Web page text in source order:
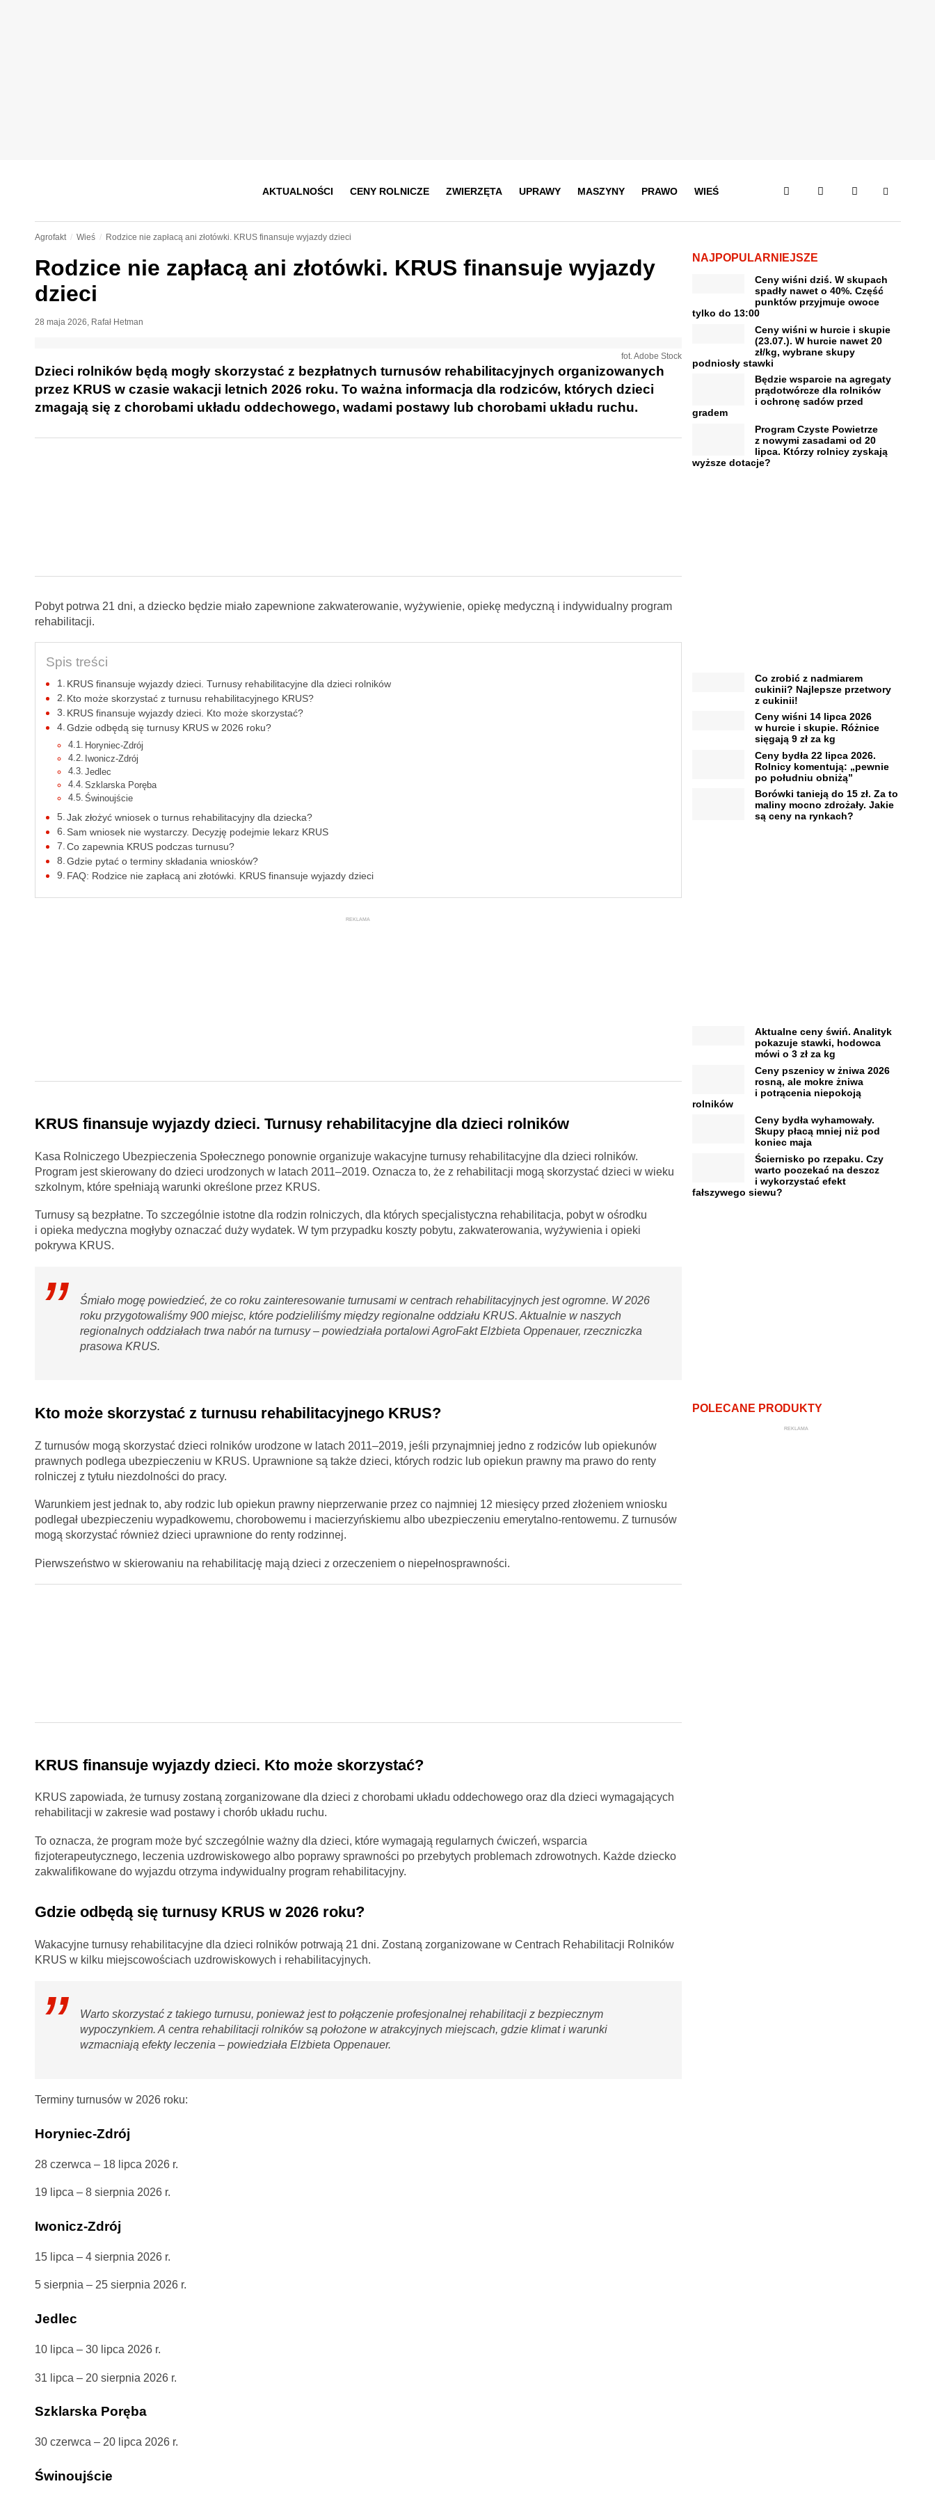
AKTUALNOŚCI CENY ROLNICZE ZWIERZĘTA UPRAWY MASZYNY PRAWO WIEŚ
Agrofakt Wieś Rodzice nie zapłacą ani złotówki. KRUS finansuje wyjazdy dzieci
Rodzice nie zapłacą ani złotówki. KRUS finansuje wyjazdy
dzieci
28 maja 2026, Rafał Hetman
fot. Adobe Stock
Dzieci rolników będą mogły skorzystać z bezpłatnych turnusów rehabilitacyjnych organizowanych
przez KRUS w czasie wakacji letnich 2026 roku. To ważna informacja dla rodziców, których dzieci
zmagają się z chorobami układu oddechowego, wadami postawy lub chorobami układu ruchu.
Pobyt potrwa 21 dni, a dziecko będzie miało zapewnione zakwaterowanie, wyżywienie, opiekę medyczną i indywidualny program
rehabilitacji.
Spis treści
KRUS finansuje wyjazdy dzieci. Turnusy rehabilitacyjne dla dzieci rolników
Kto może skorzystać z turnusu rehabilitacyjnego KRUS?
KRUS finansuje wyjazdy dzieci. Kto może skorzystać?
Gdzie odbędą się turnusy KRUS w 2026 roku?
Horyniec-Zdrój
Iwonicz-Zdrój
Jedlec
Szklarska Poręba
Świnoujście
Jak złożyć wniosek o turnus rehabilitacyjny dla dziecka?
Sam wniosek nie wystarczy. Decyzję podejmie lekarz KRUS
Co zapewnia KRUS podczas turnusu?
Gdzie pytać o terminy składania wniosków?
FAQ: Rodzice nie zapłacą ani złotówki. KRUS finansuje wyjazdy dzieci
REKLAMA
KRUS finansuje wyjazdy dzieci. Turnusy rehabilitacyjne dla dzieci rolników
Kasa Rolniczego Ubezpieczenia Społecznego ponownie organizuje wakacyjne turnusy rehabilitacyjne dla dzieci rolników.
Program jest skierowany do dzieci urodzonych w latach 2011–2019. Oznacza to, że z rehabilitacji mogą skorzystać dzieci w wieku
szkolnym, które spełniają warunki określone przez KRUS.
Turnusy są bezpłatne. To szczególnie istotne dla rodzin rolniczych, dla których specjalistyczna rehabilitacja, pobyt w ośrodku
i opieka medyczna mogłyby oznaczać duży wydatek. W tym przypadku koszty pobytu, zakwaterowania, wyżywienia i opieki
pokrywa KRUS.
Śmiało mogę powiedzieć, że co roku zainteresowanie turnusami w centrach rehabilitacyjnych jest ogromne. W 2026
roku przygotowaliśmy 900 miejsc, które podzieliliśmy między regionalne oddziału KRUS. Aktualnie w naszych
regionalnych oddziałach trwa nabór na turnusy – powiedziała portalowi AgroFakt Elżbieta Oppenauer, rzeczniczka
prasowa KRUS.
Kto może skorzystać z turnusu rehabilitacyjnego KRUS?
Z turnusów mogą skorzystać dzieci rolników urodzone w latach 2011–2019, jeśli przynajmniej jedno z rodziców lub opiekunów
prawnych podlega ubezpieczeniu w KRUS. Uprawnione są także dzieci, których rodzic lub opiekun prawny ma prawo do renty
rolniczej z tytułu niezdolności do pracy.
Warunkiem jest jednak to, aby rodzic lub opiekun prawny nieprzerwanie przez co najmniej 12 miesięcy przed złożeniem wniosku
podlegał ubezpieczeniu wypadkowemu, chorobowemu i macierzyńskiemu albo ubezpieczeniu emerytalno-rentowemu. Z turnusów
mogą skorzystać również dzieci uprawnione do renty rodzinnej.
Pierwszeństwo w skierowaniu na rehabilitację mają dzieci z orzeczeniem o niepełnosprawności.
KRUS finansuje wyjazdy dzieci. Kto może skorzystać?
KRUS zapowiada, że turnusy zostaną zorganizowane dla dzieci z chorobami układu oddechowego oraz dla dzieci wymagających
rehabilitacji w zakresie wad postawy i chorób układu ruchu.
To oznacza, że program może być szczególnie ważny dla dzieci, które wymagają regularnych ćwiczeń, wsparcia
fizjoterapeutycznego, leczenia uzdrowiskowego albo poprawy sprawności po przebytych problemach zdrowotnych. Każde dziecko
zakwalifikowane do wyjazdu otrzyma indywidualny program rehabilitacyjny.
Gdzie odbędą się turnusy KRUS w 2026 roku?
Wakacyjne turnusy rehabilitacyjne dla dzieci rolników potrwają 21 dni. Zostaną zorganizowane w Centrach Rehabilitacji Rolników
KRUS w kilku miejscowościach uzdrowiskowych i rehabilitacyjnych.
Warto skorzystać z takiego turnusu, ponieważ jest to połączenie profesjonalnej rehabilitacji z bezpiecznym
wypoczynkiem. A centra rehabilitacji rolników są położone w atrakcyjnych miejscach, gdzie klimat i warunki
wzmacniają efekty leczenia – powiedziała Elżbieta Oppenauer.
Terminy turnusów w 2026 roku:
Horyniec-Zdrój
28 czerwca – 18 lipca 2026 r.
19 lipca – 8 sierpnia 2026 r.
Iwonicz-Zdrój
15 lipca – 4 sierpnia 2026 r.
5 sierpnia – 25 sierpnia 2026 r.
Jedlec
10 lipca – 30 lipca 2026 r.
31 lipca – 20 sierpnia 2026 r.
Szklarska Poręba
30 czerwca – 20 lipca 2026 r.
Świnoujście
NAJPOPULARNIEJSZE
Ceny wiśni dziś. W skupach
spadły nawet o 40%. Część
punktów przyjmuje owoce
tylko do 13:00
Ceny wiśni w hurcie i skupie
(23.07.). W hurcie nawet 20
zł/kg, wybrane skupy
podniosły stawki
Będzie wsparcie na agregaty
prądotwórcze dla rolników
i ochronę sadów przed
gradem
Program Czyste Powietrze
z nowymi zasadami od 20
lipca. Którzy rolnicy zyskają
wyższe dotacje?
Co zrobić z nadmiarem
cukinii? Najlepsze przetwory
z cukinii!
Ceny wiśni 14 lipca 2026
w hurcie i skupie. Różnice
sięgają 9 zł za kg
Ceny bydła 22 lipca 2026.
Rolnicy komentują: „pewnie
po południu obniżą”
Borówki tanieją do 15 zł. Za to
maliny mocno zdrożały. Jakie
są ceny na rynkach?
Aktualne ceny świń. Analityk
pokazuje stawki, hodowca
mówi o 3 zł za kg
Ceny pszenicy w żniwa 2026
rosną, ale mokre żniwa
i potrącenia niepokoją
rolników
Ceny bydła wyhamowały.
Skupy płacą mniej niż pod
koniec maja
Ściernisko po rzepaku. Czy
warto poczekać na deszcz
i wykorzystać efekt
fałszywego siewu?
POLECANE PRODUKTY
REKLAMA